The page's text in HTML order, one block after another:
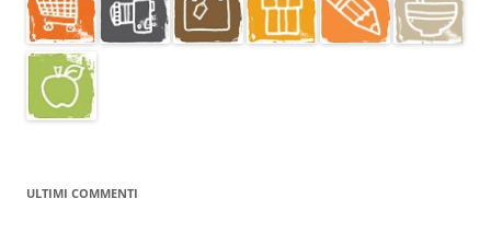
ULTIMI COMMENTI